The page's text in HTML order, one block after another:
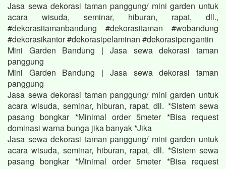
Jasa sewa dekorasi taman panggung/ mini garden untuk
acara wisuda, seminar, hiburan, rapat, dll.,
#dekorasitamanbandung #dekorasitaman #wobandung
#dekorasikantor #dekorasipelaminan #dekorasipengantin
Mini Garden Bandung | Jasa sewa dekorasi taman
panggung
Mini Garden Bandung | Jasa sewa dekorasi taman
panggung
Jasa sewa dekorasi taman panggung/ mini garden untuk
acara wisuda, seminar, hiburan, rapat, dll. *Sistem sewa
pasang bongkar *Minimal order 5meter *Bisa request
dominasi warna bunga jika banyak *Jika
Jasa sewa dekorasi taman panggung/ mini garden untuk
acara wisuda, seminar, hiburan, rapat, dll. *Sistem sewa
pasang bongkar *Minimal order 5meter *Bisa request